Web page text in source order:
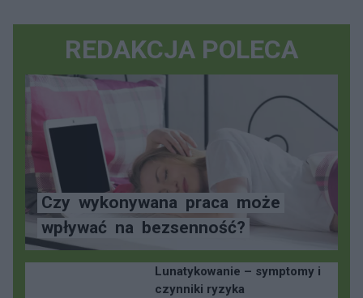
REDAKCJA POLECA
Czy wykonywana praca może
wpływać na bezsenność?
Lunatykowanie – symptomy i
czynniki ryzyka